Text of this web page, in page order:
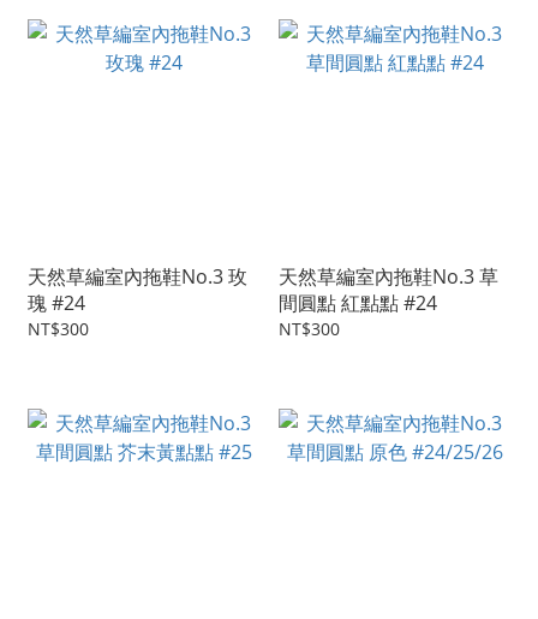
天然草編室內拖鞋No.3 玫
瑰 #24
NT$300
天然草編室內拖鞋No.3 草
間圓點 紅點點 #24
NT$300